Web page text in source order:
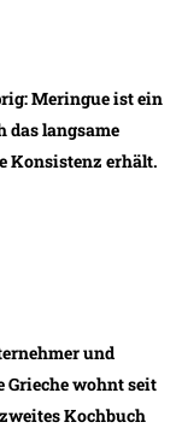
Meringue ist ein
das langsame
Konsistenz erhält.
und
Grieche wohnt seit
Kochbuch